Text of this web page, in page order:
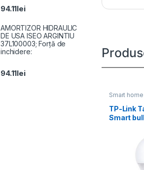
Smart home
TP-Link
Smart
94.11lei
AMORTIZOR HIDRAULIC
DE USA ISEO ARGINTIU
37L100003; Forță de
inchidere:
94.11lei